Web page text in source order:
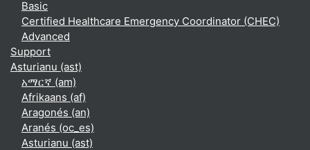
Basic
Certified Healthcare Emergency Coordinator (CHEC)
Advanced
Support
Asturianu ‎(ast)‎
አማርኛ ‎(am)‎
Afrikaans ‎(af)‎
Aragonés ‎(an)‎
Aranés ‎(oc_es)‎
Asturianu ‎(ast)‎